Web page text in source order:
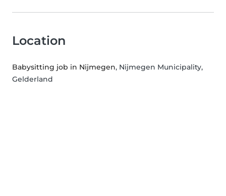
Location
Babysitting job in Nijmegen, Nijmegen Municipality,
Gelderland